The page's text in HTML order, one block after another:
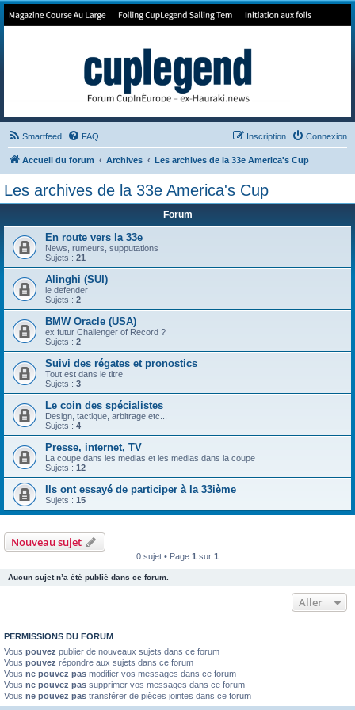
Forum de Cup In Europe
Smartfeed FAQ Connexion
Inscription
Accueil du forum Archives Les archives de la 33e America's Cup
Les archives de la 33e America's Cup
Forum
En route vers la 33e
News, rumeurs, supputations
Sujets : 21
Alinghi (SUI)
le defender
Sujets : 2
BMW Oracle (USA)
ex futur Challenger of Record ?
Sujets : 2
Suivi des régates et pronostics
Tout est dans le titre
Sujets : 3
Le coin des spécialistes
Design, tactique, arbitrage etc...
Sujets : 4
Presse, internet, TV
La coupe dans les medias et les medias dans la coupe
Sujets : 12
Ils ont essayé de participer à la 33ième
Sujets : 15
Nouveau sujet
0 sujet • Page 1 sur 1
Aucun sujet n’a été publié dans ce forum.
Aller
PERMISSIONS DU FORUM
Vous pouvez publier de nouveaux sujets dans ce forum
Vous pouvez répondre aux sujets dans ce forum
Vous ne pouvez pas modifier vos messages dans ce forum
Vous ne pouvez pas supprimer vos messages dans ce forum
Vous ne pouvez pas transférer de pièces jointes dans ce forum